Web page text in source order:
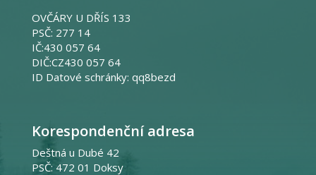
OVČÁRY U DŘÍS 133
PSČ: 277 14
IČ:430 057 64
DIČ:CZ430 057 64
ID Datové schránky: qq8bezd
Korespondenční adresa
Deštná u Dubé 42
PSČ: 472 01 Doksy